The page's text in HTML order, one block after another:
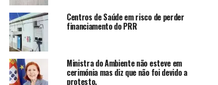
Centros de Saúde em risco de perder
financiamento do PRR
Ministra do Ambiente não esteve em
cerimónia mas diz que não foi devido a
protesto.